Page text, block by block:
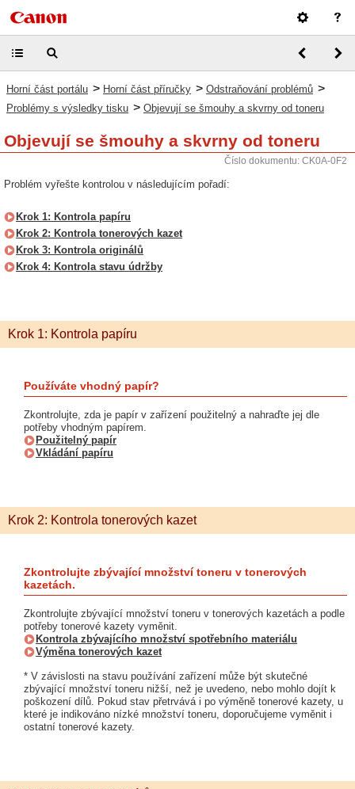
Horní část portálu > Horní část příručky > Odstraňování problémů >
Problémy s výsledky tisku > Objevují se šmouhy a skvrny od toneru
Objevují se šmouhy a skvrny od toneru
Číslo dokumentu: CK0A-0F2
Problém vyřešte kontrolou v následujícím pořadí:
Krok 1: Kontrola papíru
Krok 2: Kontrola tonerových kazet
Krok 3: Kontrola originálů
Krok 4: Kontrola stavu údržby
Krok 1: Kontrola papíru
Používáte vhodný papír?
Zkontrolujte, zda je papír v zařízení použitelný a nahraďte jej dle
potřeby vhodným papírem.
Použitelný papír
Vkládání papíru
Krok 2: Kontrola tonerových kazet
Zkontrolujte zbývající množství toneru v tonerových
kazetách.
Zkontrolujte zbývající množství toneru v tonerových kazetách a podle
potřeby tonerové kazety vyměnit.
Kontrola zbývajícího množství spotřebního materiálu
Výměna tonerových kazet
* V závislosti na stavu používání zařízení může být skutečné
zbývající množství toneru nižší, než je uvedeno, nebo mohlo dojít k
poškození dílů. Pokud stav přetrvává i po výměně tonerové kazety, u
které je indikováno nízké množství toneru, doporučujeme vyměnit i
ostatní tonerové kazety.